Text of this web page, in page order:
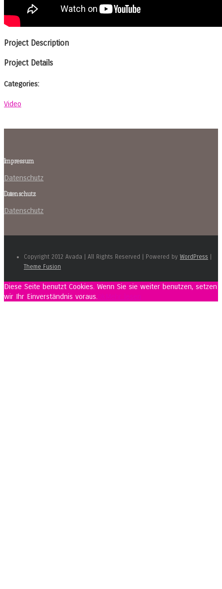
Project Description
Project Details
Categories:
Video
Impressum
Datenschutz
Datenschutz
Datenschutz
Copyright 2012 Avada | All Rights Reserved | Powered by WordPress |
Theme Fusion
Diese Seite benutzt Cookies. Wenn Sie sie weiter benutzen, setzen
wir Ihr Einverständnis voraus.